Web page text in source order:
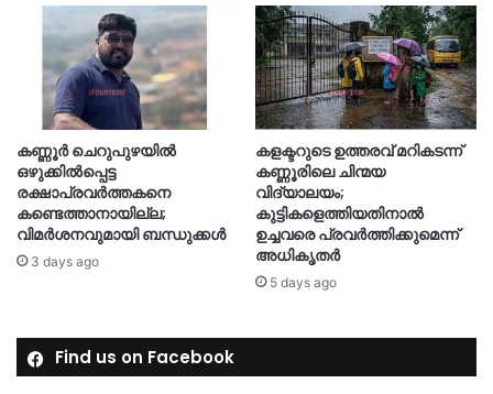
കണ്ണൂർ ചെറുപുഴയിൽ
ഒഴുക്കിൽപ്പെട്ട
രക്ഷാപ്രവർത്തകനെ
കണ്ടെത്താനായില്ല;
വിമർശനവുമായി ബന്ധുക്കൾ
3 days ago
കളക്ടറുടെ ഉത്തരവ് മറികടന്ന്
കണ്ണൂരിലെ ചിന്മയ
വിദ്യാലയം;
കുട്ടികളെത്തിയതിനാൽ
ഉച്ചവരെ പ്രവർത്തിക്കുമെന്ന്
അധികൃതർ
5 days ago
Find us on Facebook